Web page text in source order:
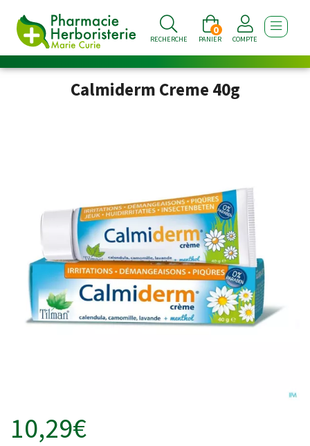
RECHERCHE PANIER
0
COMPTE
Calmiderm Creme 40g
10,29€